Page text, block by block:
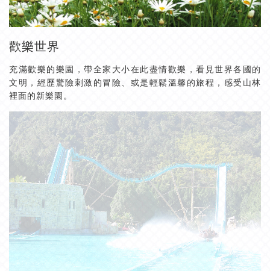
歡樂世界
充滿歡樂的樂園，帶全家大小在此盡情歡樂，看見世界各國的
文明，經歷驚險刺激的冒險、或是輕鬆溫馨的旅程，感受山林
裡面的新樂園。